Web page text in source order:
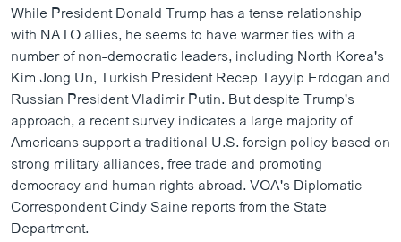
While President Donald Trump has a tense relationship
with NATO allies, he seems to have warmer ties with a
number of non-democratic leaders, including North Korea's
Kim Jong Un, Turkish President Recep Tayyip Erdogan and
Russian President Vladimir Putin. But despite Trump's
approach, a recent survey indicates a large majority of
Americans support a traditional U.S. foreign policy based on
strong military alliances, free trade and promoting
democracy and human rights abroad. VOA's Diplomatic
Correspondent Cindy Saine reports from the State
Department.